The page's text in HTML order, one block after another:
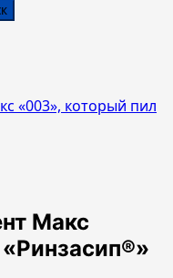
«003», который пил
Макс